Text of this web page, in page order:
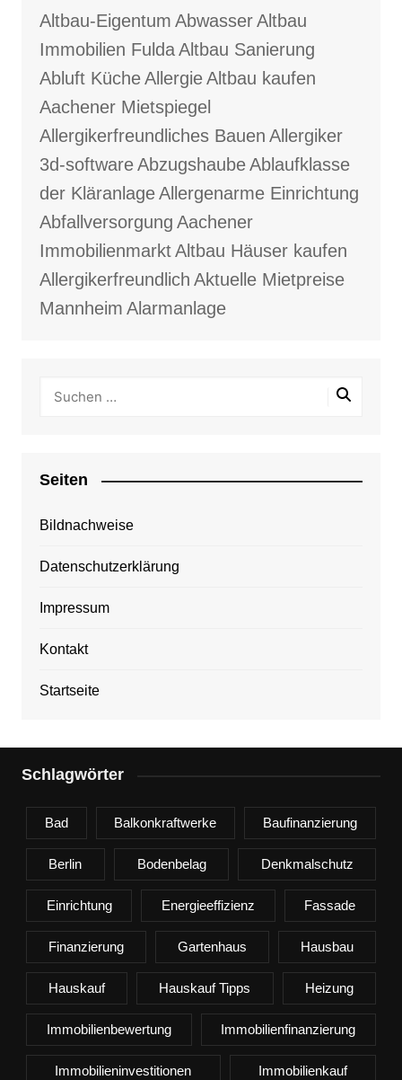
Altbau-Eigentum AbwasserAltbau
Immobilien FuldaAltbau Sanierung
Abluft KücheAllergieAltbau kaufen
Aachener Mietspiegel
Allergikerfreundliches Bauen Allergiker
3d-softwareAbzugshaubeAblaufklasse
der KläranlageAllergenarme Einrichtung
Abfallversorgung Aachener
ImmobilienmarktAltbau Häuser kaufen
Allergikerfreundlich Aktuelle Mietpreise
Mannheim Alarmanlage
Seiten
Bildnachweise
Datenschutzerklärung
Impressum
Kontakt
Startseite
Schlagwörter
Bad Balkonkraftwerke Baufinanzierung
Berlin Bodenbelag Denkmalschutz
Einrichtung Energieeffizienz Fassade
Finanzierung Gartenhaus Hausbau
Hauskauf Hauskauf Tipps Heizung
Immobilienbewertung Immobilienfinanzierung
Immobilieninvestitionen Immobilienkauf